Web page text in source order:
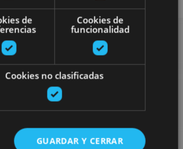
for more
and events
festivals, shows and events on the
de
Cookies de
funcionalidad
Cookies no clasificadas
GUARDAR Y CERRAR